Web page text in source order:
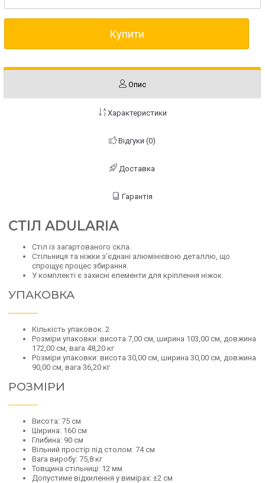
Купити
Опис
Характеристики
Відгуки (0)
Доставка
Гарантія
СТІЛ ADULARIA
Стіл із загартованого скла.
Стільниця та ніжки з’єднані алюмінієвою деталлю, що
спрощує процес збирання.
У комплекті є захисні елементи для кріплення ніжок.
УПАКОВКА
Кількість упаковок: 2
Розміри упаковки: висота 7,00 см, ширина 103,00 см, довжина
172,00 см, вага 48,20 кг
Розміри упаковки: висота 30,00 см, ширина 30,00 см, довжина
90,00 см, вага 36,20 кг
РОЗМІРИ
Висота: 75 см
Ширина: 160 см
Глибина: 90 см
Вільний простір під столом: 74 см
Вага виробу: 75,8 кг
Товщина стільниці: 12 мм
Допустиме відхилення у вимірах: ±2 см